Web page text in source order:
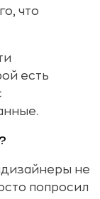
что
есть
не
попросил